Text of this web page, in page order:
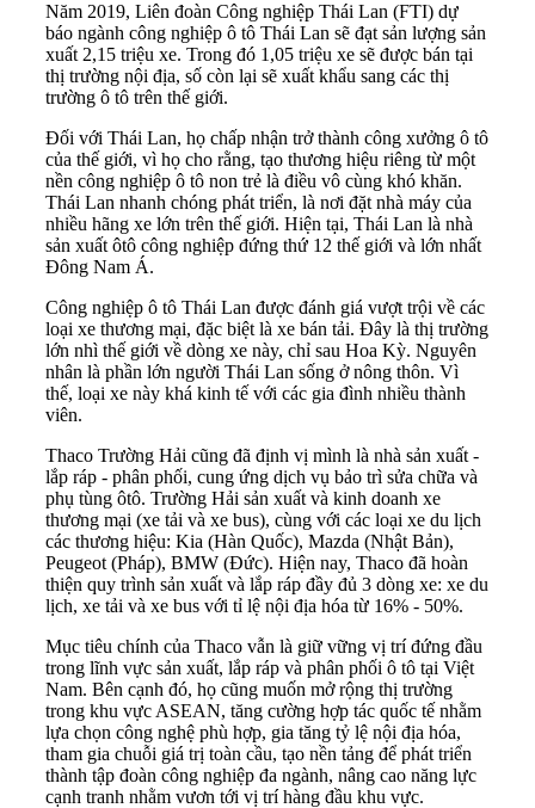
Năm 2019, Liên đoàn Công nghiệp Thái Lan (FTI) dự
báo ngành công nghiệp ô tô Thái Lan sẽ đạt sản lượng sản
xuất 2,15 triệu xe. Trong đó 1,05 triệu xe sẽ được bán tại
thị trường nội địa, số còn lại sẽ xuất khẩu sang các thị
trường ô tô trên thế giới.
Đối với Thái Lan, họ chấp nhận trở thành công xưởng ô tô
của thế giới, vì họ cho rằng, tạo thương hiệu riêng từ một
nền công nghiệp ô tô non trẻ là điều vô cùng khó khăn.
Thái Lan nhanh chóng phát triển, là nơi đặt nhà máy của
nhiều hãng xe lớn trên thế giới. Hiện tại, Thái Lan là nhà
sản xuất ôtô công nghiệp đứng thứ 12 thế giới và lớn nhất
Đông Nam Á.
Công nghiệp ô tô Thái Lan được đánh giá vượt trội về các
loại xe thương mại, đặc biệt là xe bán tải. Đây là thị trường
lớn nhì thế giới về dòng xe này, chỉ sau Hoa Kỳ. Nguyên
nhân là phần lớn người Thái Lan sống ở nông thôn. Vì
thế, loại xe này khá kinh tế với các gia đình nhiều thành
viên.
Thaco Trường Hải cũng đã định vị mình là nhà sản xuất -
lắp ráp - phân phối, cung ứng dịch vụ bảo trì sửa chữa và
phụ tùng ôtô. Trường Hải sản xuất và kinh doanh xe
thương mại (xe tải và xe bus), cùng với các loại xe du lịch
các thương hiệu: Kia (Hàn Quốc), Mazda (Nhật Bản),
Peugeot (Pháp), BMW (Đức). Hiện nay, Thaco đã hoàn
thiện quy trình sản xuất và lắp ráp đầy đủ 3 dòng xe: xe du
lịch, xe tải và xe bus với tỉ lệ nội địa hóa từ 16% - 50%.
Mục tiêu chính của Thaco vẫn là giữ vững vị trí đứng đầu
trong lĩnh vực sản xuất, lắp ráp và phân phối ô tô tại Việt
Nam. Bên cạnh đó, họ cũng muốn mở rộng thị trường
trong khu vực ASEAN, tăng cường hợp tác quốc tế nhằm
lựa chọn công nghệ phù hợp, gia tăng tỷ lệ nội địa hóa,
tham gia chuỗi giá trị toàn cầu, tạo nền tảng để phát triển
thành tập đoàn công nghiệp đa ngành, nâng cao năng lực
cạnh tranh nhằm vươn tới vị trí hàng đầu khu vực.